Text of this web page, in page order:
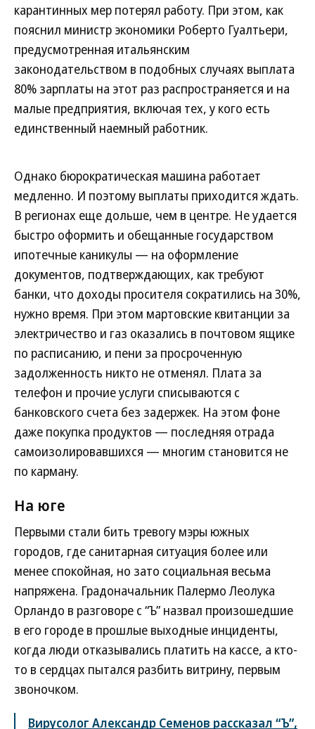
карантинных мер потерял работу. При этом, как
пояснил министр экономики Роберто Гуалтьери,
предусмотренная итальянским
законодательством в подобных случаях выплата
80% зарплаты на этот раз распространяется и на
малые предприятия, включая тех, у кого есть
единственный наемный работник.
Однако бюрократическая машина работает
медленно. И поэтому выплаты приходится ждать.
В регионах еще дольше, чем в центре. Не удается
быстро оформить и обещанные государством
ипотечные каникулы — на оформление
документов, подтверждающих, как требуют
банки, что доходы просителя сократились на 30%,
нужно время. При этом мартовские квитанции за
электричество и газ оказались в почтовом ящике
по расписанию, и пени за просроченную
задолженность никто не отменял. Плата за
телефон и прочие услуги списываются с
банковского счета без задержек. На этом фоне
даже покупка продуктов — последняя отрада
самоизолировавшихся — многим становится не
по карману.
На юге
Первыми стали бить тревогу мэры южных
городов, где санитарная ситуация более или
менее спокойная, но зато социальная весьма
напряжена. Градоначальник Палермо Леолука
Орландо в разговоре с “Ъ” назвал произошедшие
в его городе в прошлые выходные инциденты,
когда люди отказывались платить на кассе, а кто-
то в сердцах пытался разбить витрину, первым
звоночком.
Вирусолог Александр Семенов рассказал “Ъ”,